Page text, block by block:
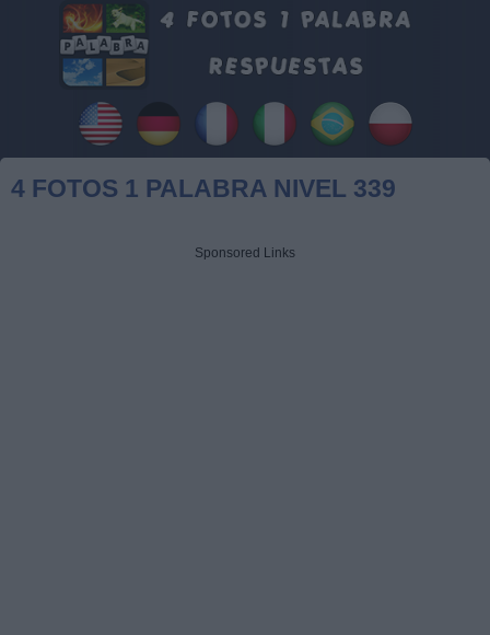
4 FOTOS 1 PALABRA NIVEL 339
Sponsored Links